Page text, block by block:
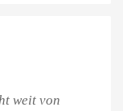
weit von